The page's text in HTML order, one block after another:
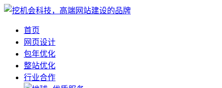
首页
网页设计
包年优化
整站优化
行业合作